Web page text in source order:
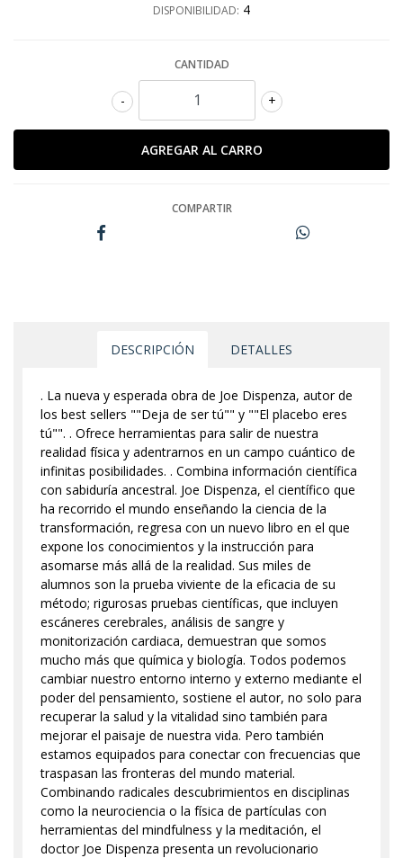
DISPONIBILIDAD: 4
CANTIDAD
+
-
COMPARTIR
DESCRIPCIÓN DETALLES
. La nueva y esperada obra de Joe Dispenza, autor de
los best sellers ""Deja de ser tú"" y ""El placebo eres
tú"". . Ofrece herramientas para salir de nuestra
realidad física y adentrarnos en un campo cuántico de
infinitas posibilidades. . Combina información científica
con sabiduría ancestral. Joe Dispenza, el científico que
ha recorrido el mundo enseñando la ciencia de la
transformación, regresa con un nuevo libro en el que
expone los conocimientos y la instrucción para
asomarse más allá de la realidad. Sus miles de
alumnos son la prueba viviente de la eficacia de su
método; rigurosas pruebas científicas, que incluyen
escáneres cerebrales, análisis de sangre y
monitorización cardiaca, demuestran que somos
mucho más que química y biología. Todos podemos
cambiar nuestro entorno interno y externo mediante el
poder del pensamiento, sostiene el autor, no solo para
recuperar la salud y la vitalidad sino también para
mejorar el paisaje de nuestra vida. Pero también
estamos equipados para conectar con frecuencias que
traspasan las fronteras del mundo material.
Combinando radicales descubrimientos en disciplinas
como la neurociencia o la física de partículas con
herramientas del mindfulness y la meditación, el
doctor Joe Dispenza presenta un revolucionario